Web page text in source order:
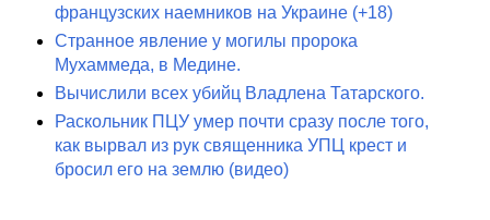
французских наемников на Украине (+18)
Странное явление у могилы пророка
Мухаммеда, в Медине.
Вычислили всех убийц Владлена Татарского.
Раскольник ПЦУ умер почти сразу после того,
как вырвал из рук священника УПЦ крест и
бросил его на землю (видео)